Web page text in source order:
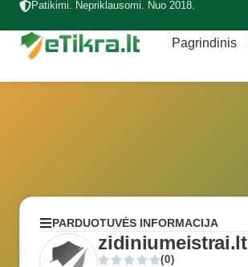
Patikimi. Nepriklausomi. Nuo 2018.
Pagrindinis
PARDUOTUVĖS INFORMACIJA
zidiniumeistrai.lt
(0)